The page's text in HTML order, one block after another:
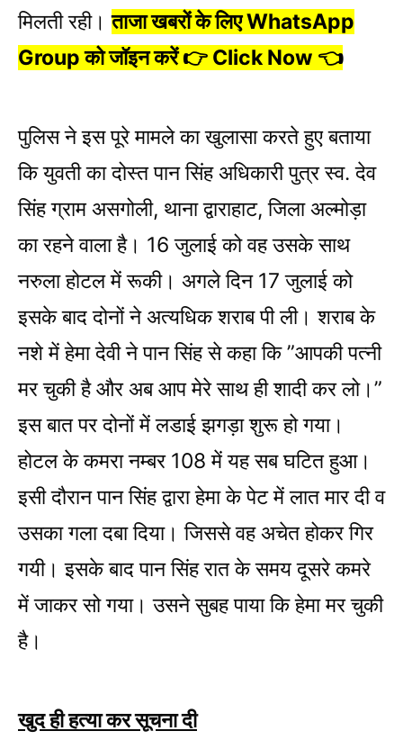
मिलती रही।ताजा खबरों के लिए WhatsApp
Group को जॉइन करें 👉 Click Now 👈
पुलिस ने इस पूरे मामले का खुलासा करते हुए बताया
कि युवती का दोस्त पान सिंह अधिकारी पुत्र स्व. देव
सिंह ग्राम असगोली, थाना द्वाराहाट, जिला अल्मोड़ा
का रहने वाला है। 16 जुलाई को वह उसके साथ
नरुला होटल में रूकी। अगले दिन 17 जुलाई को
इसके बाद दोनों ने अत्यधिक शराब पी ली। शराब के
नशे में हेमा देवी ने पान सिंह से कहा कि ”आपकी पत्नी
मर चुकी है और अब आप मेरे साथ ही शादी कर लो।”
इस बात पर दोनों में लडाई झगड़ा शुरू हो गया।
होटल के कमरा नम्बर 108 में यह सब घटित हुआ।
इसी दौरान पान सिंह द्वारा हेमा के पेट में लात मार दी व
उसका गला दबा दिया। जिससे वह अचेत होकर गिर
गयी। इसके बाद पान सिंह रात के समय दूसरे कमरे
में जाकर सो गया। उसने सुबह पाया कि हेमा मर चुकी
है।
खुद ही हत्या कर सूचना दी